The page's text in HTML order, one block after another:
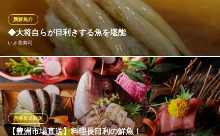
たくなる程うまい♪是非ご賞味ください。
創作イタリアン ちゃぶっとりあ 大井町
◇創作隠れ家イタリアン
ＪＲ京浜東北線大井町駅東口 徒歩5分
東京都品川区東大井5-10-10 アーバンステージ大井町1F
◆大将自らが目利きする魚を堪能
いさ美寿司
新鮮魚介
築地で大将自らが目利きした魚や長崎より直送で仕入れる新鮮魚
介を楽しめる《いさ美寿司》。魚本来の味を楽しんでいただける
よう、ネタは大きく、シャリは小さめにしてご提供しておりま
す。そんな当店の名物は「げそ」。コリコリとした食感が楽しめ
る「げそ」は、噛めば噛むほど旨味と甘味が止まらない一品で
す。
【豊洲市場直送】料理長目利の鮮魚！
産地直送鮮魚